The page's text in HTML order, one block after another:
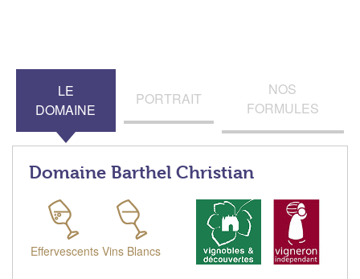
LE
DOMAINE
PORTRAIT
NOS
FORMULES
Domaine Barthel Christian
Effervescents Vins Blancs